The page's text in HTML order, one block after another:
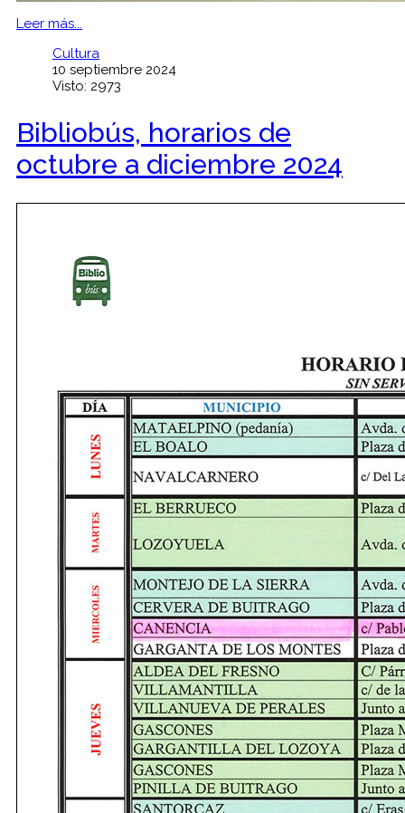
Leer más...
Cultura
10 septiembre 2024
Visto: 2973
Bibliobús, horarios de
octubre a diciembre 2024